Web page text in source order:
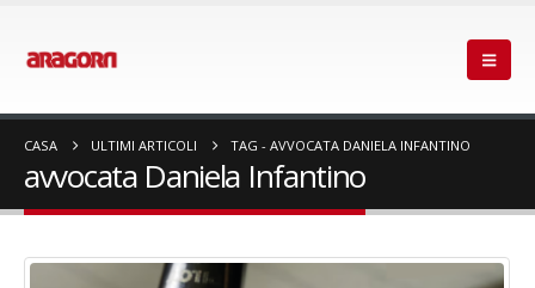
CASA ULTIMI ARTICOLI TAG - AVVOCATA DANIELA INFANTINO
avvocata Daniela Infantino